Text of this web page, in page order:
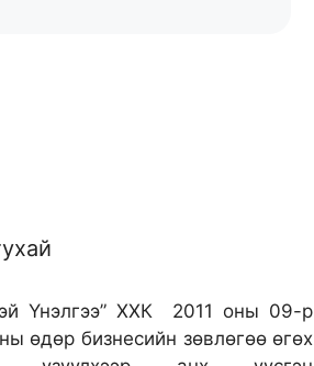
Үнэлгээ” ХХК 2011 оны 09-р
өдөр бизнесийн зөвлөгөө өгөх